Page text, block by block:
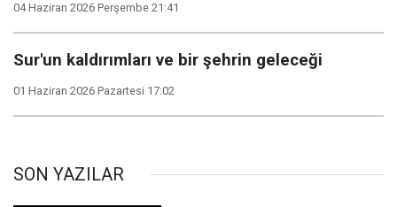
04 Haziran 2026 Perşembe 21:41
Sur'un kaldırımları ve bir şehrin geleceği
01 Haziran 2026 Pazartesi 17:02
SON YAZILAR